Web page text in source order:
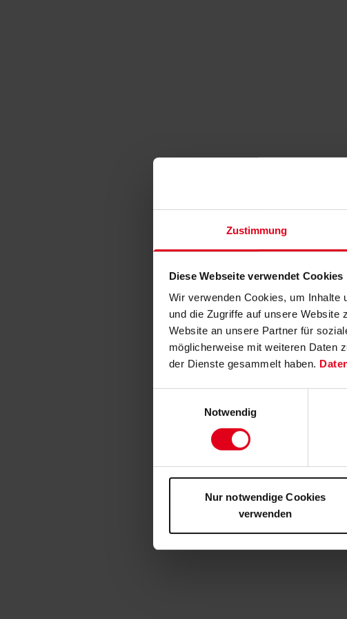
Zustimmung
Diese Webseite verwendet Cookies
Wir verwenden Cookies, um Inhalte
und die Zugriffe auf unsere Website
Website an unsere Partner für
möglicherweise mit weiteren Daten
der Dienste gesammelt haben.
Notwendig
Nur notwendige Cookies
verwenden